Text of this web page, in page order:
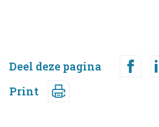
Deel deze pagina
Print